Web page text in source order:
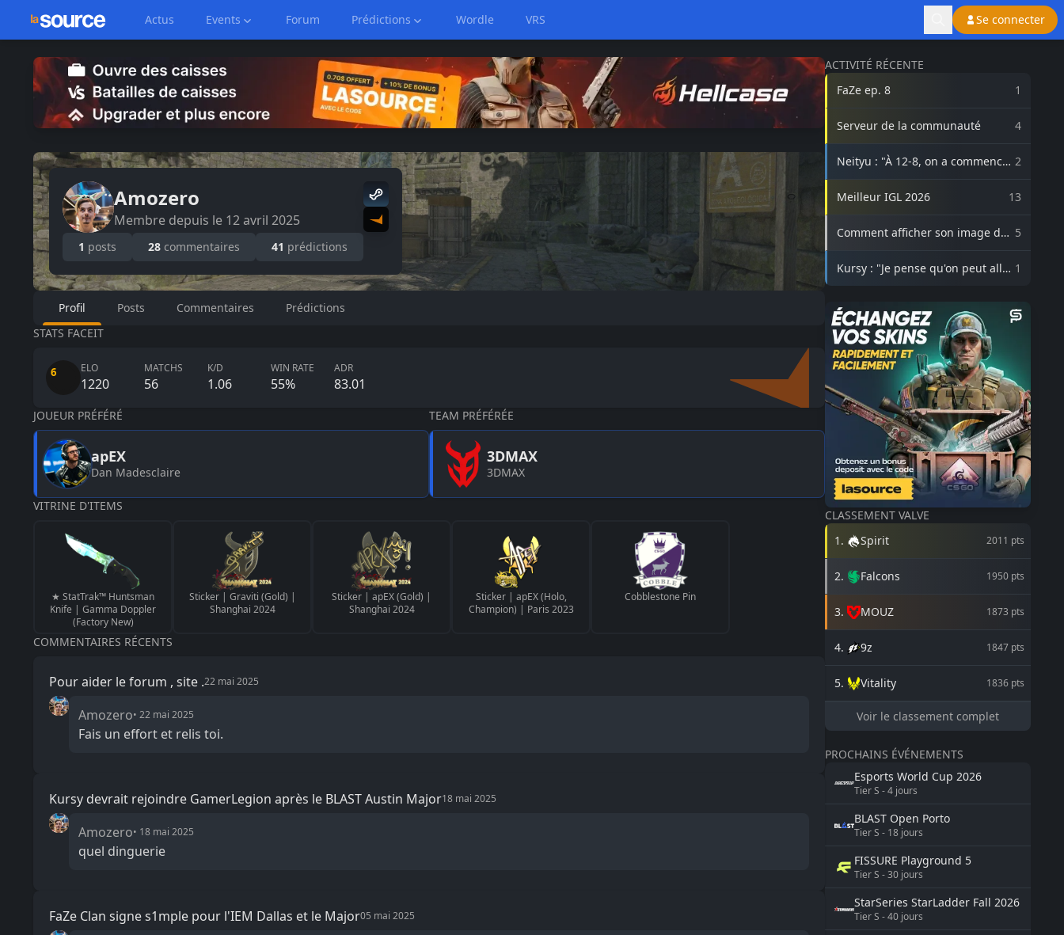
Actus Events Forum Prédictions Wordle VRS Se connecter
Amozero
Membre depuis le 12 avril 2025
1 posts 28 commentaires 41 prédictions
Profil Posts Commentaires
Prédictions
STATS FACEIT
6 ELO
1220
MATCHS
56
K/D
1.06
WIN RATE
55%
ADR
83.01
JOUEUR PRÉFÉRÉ
apEX
Dan Madesclaire
TEAM PRÉFÉRÉE
3DMAX
3DMAX
VITRINE D'ITEMS
★ StatTrak™ Huntsman
Knife | Gamma Doppler
(Factory New)
Sticker | Graviti (Gold) |
Shanghai 2024
Sticker | apEX (Gold) |
Shanghai 2024
Sticker | apEX (Holo,
Champion) | Paris 2023
Cobblestone Pin
COMMENTAIRES RÉCENTS
Pour aider le forum , site .22 mai 2025
Amozero• 22 mai 2025
Fais un effort et relis toi.
Kursy devrait rejoindre GamerLegion après le BLAST Austin Major18 mai 2025
Amozero• 18 mai 2025
quel dinguerie
FaZe Clan signe s1mple pour l'IEM Dallas et le Major05 mai 2025
ACTIVITÉ RÉCENTE
FaZe ep. 8
1
Serveur de la communauté 4
Neityu : "À 12-8, on a commencé 2
Meilleur IGL 2026 13
Comment afficher son image de
5
Kursy : "Je pense qu'on peut aller 1
CLASSEMENT VALVE
1 . Spirit 2011 pts
2. Falcons 1950 pts
3. MOUZ 1873 pts
4. 9z 1847 pts
5. Vitality 1836 pts
Voir le classement complet
PROCHAINS ÉVÉNEMENTS
Esports World Cup 2026
TierS -4 jours
BLAST Open Porto
TierS - 18 jours
FISSURE Playground 5
TierS -30 jours
StarSeries StarLadder Fall 2026
TierS -40 jours